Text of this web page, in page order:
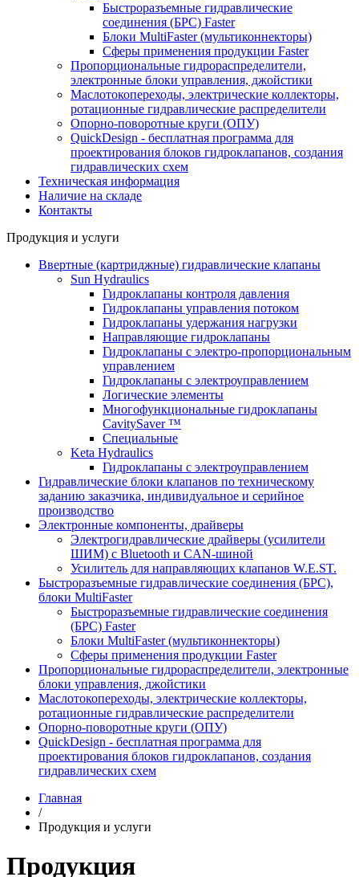
Быстроразъемные гидравлические
соединения (БРС) Faster
Блоки MultiFaster (мультиконнекторы)
Сферы применения продукции Faster
Пропорциональные гидрораспределители,
электронные блоки управления, джойстики
Маслотокопереходы, электрические коллекторы,
ротационные гидравлические распределители
Опорно-поворотные круги (ОПУ)
QuickDesign - бесплатная программа для
проектирования блоков гидроклапанов, создания
гидравлических схем
Техническая информация
Наличие на складе
Контакты
Продукция и услуги
Ввертные (картриджные) гидравлические клапаны
Sun Hydraulics
Гидроклапаны контроля давления
Гидроклапаны управления потоком
Гидроклапаны удержания нагрузки
Направляющие гидроклапаны
Гидроклапаны с электро-пропорциональным
управлением
Гидроклапаны с электроуправлением
Логические элементы
Многофункциональные гидроклапаны
CavitySaver ™
Специальные
Keta Hydraulics
Гидроклапаны с электроуправлением
Гидравлические блоки клапанов по техническому
заданию заказчика, индивидуальное и серийное
производство
Электронные компоненты, драйверы
Электрогидравлические драйверы (усилители
ШИМ) с Bluetooth и CAN-шиной
Усилитель для направляющих клапанов W.E.ST.
Быстроразъемные гидравлические соединения (БРС),
блоки MultiFaster
Быстроразъемные гидравлические соединения
(БРС) Faster
Блоки MultiFaster (мультиконнекторы)
Сферы применения продукции Faster
Пропорциональные гидрораспределители, электронные
блоки управления, джойстики
Маслотокопереходы, электрические коллекторы,
ротационные гидравлические распределители
Опорно-поворотные круги (ОПУ)
QuickDesign - бесплатная программа для
проектирования блоков гидроклапанов, создания
гидравлических схем
Главная
/
Продукция и услуги
Продукция